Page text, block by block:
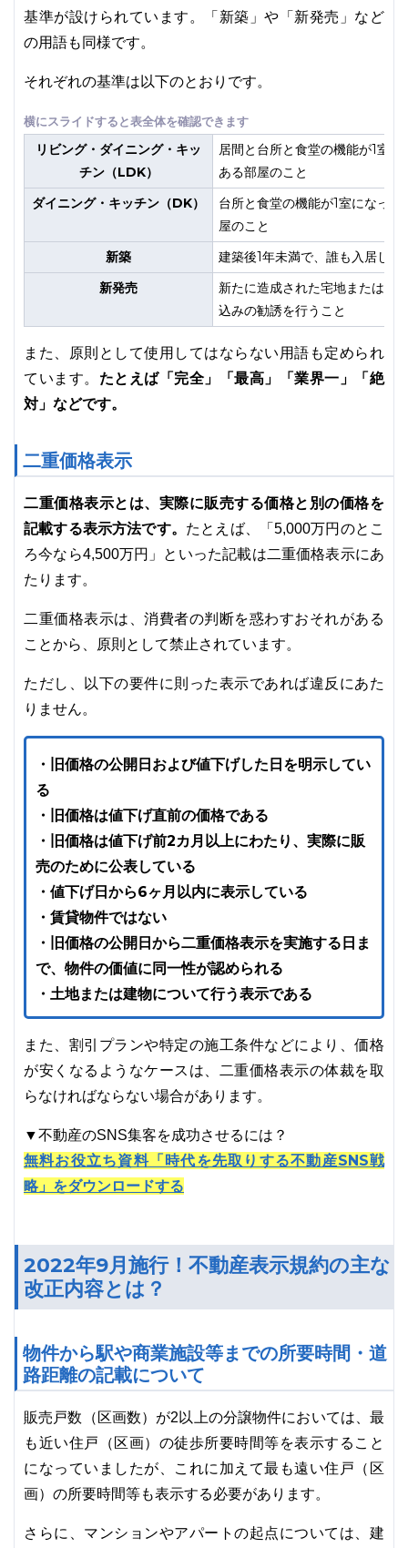
基準が設けられています。「新築」や「新発売」など
の用語も同様です。
それぞれの基準は以下のとおりです。
リビング・ダイニング・キッ
チン（LDK）
居間と台所と食堂の機能が1室
ある部屋のこと
ダイニング・キッチン（DK）
台所と食堂の機能が1室になっ
屋のこと
新築
建築後1年未満で、誰も入居し
新発売
新たに造成された宅地または新
込みの勧誘を行うこと
また、原則として使用してはならない用語も定められ
ています。 たとえば「完全」「最高」「業界一」「絶
対」などです。
二重価格表示
二重価格表示とは、実際に販売する価格と別の価格を
記載する表示方法です。
たとえば、「5,000万円のとこ
ろ今なら4,500万円」といった記載は二重価格表示にあ
たります。
二重価格表示は、消費者の判断を惑わすおそれがある
ことから、原則として禁止されています。
ただし、以下の要件に則った表示であれば違反にあた
りません。
・旧価格の公開日および値下げした日を明示してい
る
・旧価格は値下げ直前の価格である
・旧価格は値下げ前2カ月以上にわたり、実際に販
売のために公表している
・値下げ日から6ヶ月以内に表示している
・賃貸物件ではない
・旧価格の公開日から二重価格表示を実施する日ま
で、物件の価値に同一性が認められる
・土地または建物について行う表示である
また、割引プランや特定の施工条件などにより、価格
が安くなるようなケースは、二重価格表示の体裁を取
らなければならない場合があります。
▼不動産のSNS集客を成功させるには？
無料お役立ち資料「時代を先取りする不動産SNS戦
略」をダウンロードする
2022年9月施行！不動産表示規約の主な
改正内容とは？
物件から駅や商業施設等までの所要時間・道
路距離の記載について
販売戸数（区画数）が2以上の分譲物件においては、最
も近い住戸（区画）の徒歩所要時間等を表示すること
になっていましたが、これに加えて最も遠い住戸（区
画）の所要時間等も表示する必要があります。
さらに、マンションやアパートの起点については、建